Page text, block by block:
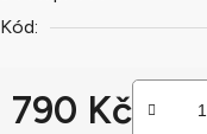
5
Kód:
790 Kč